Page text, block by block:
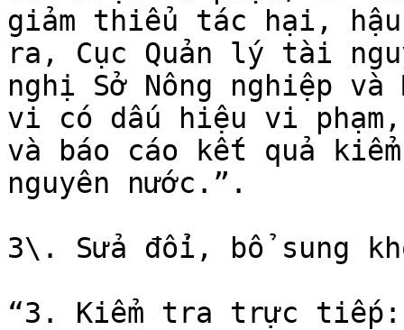
giảm thiểu tác hại,
ra, Cục Quản lý tài
nghị Sở Nông nghiệp
vi có dấu hiệu vi
và báo cáo kết quả
nguyên nước.”.
3\. Sửa đổi, bổ sung
“3. Kiểm tra trực tiếp: